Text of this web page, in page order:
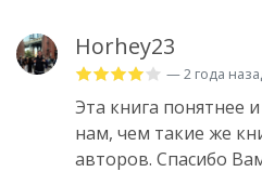
Horhey23
— 2 года
Эта книга понятнее
нам, чем такие же
авторов. Спасибо